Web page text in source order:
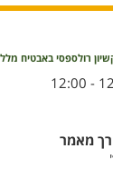
רולספסי באבטיח מללי
מאמר